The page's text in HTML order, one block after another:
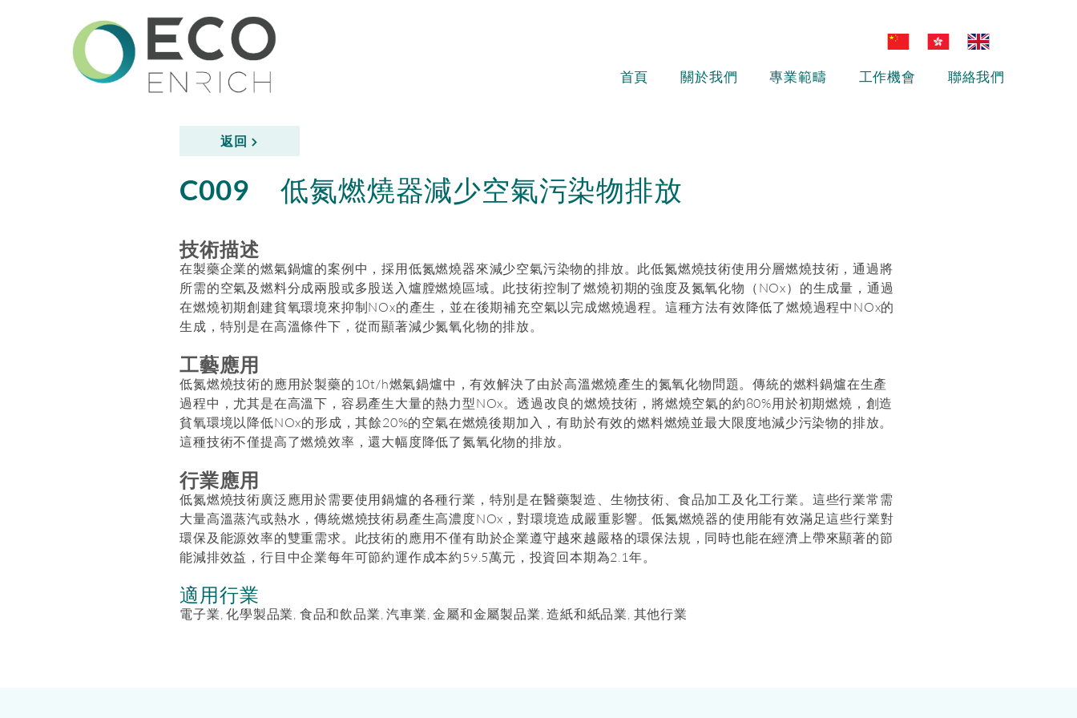
首頁 關於我們 專業範疇 工作機會 聯絡我們
返回
C009 低氮燃燒器減少空氣污染物排放
技術描述
在製藥企業的燃氣鍋爐的案例中，採用低氮燃燒器來減少空氣污染物的排放。此低氮燃燒技術使用分層燃燒技術，通過將
所需的空氣及燃料分成兩股或多股送入爐膛燃燒區域。此技術控制了燃燒初期的強度及氮氧化物（NOx）的生成量，通過
在燃燒初期創建貧氧環境來抑制NOx的產生，並在後期補充空氣以完成燃燒過程。這種方法有效降低了燃燒過程中NOx的
生成，特別是在高溫條件下，從而顯著減少氮氧化物的排放。
工藝應用
低氮燃燒技術的應用於製藥的10t/h燃氣鍋爐中，有效解決了由於高溫燃燒產生的氮氧化物問題。傳統的燃料鍋爐在生產
過程中，尤其是在高溫下，容易產生大量的熱力型NOx。透過改良的燃燒技術，將燃燒空氣的約80%用於初期燃燒，創造
貧氧環境以降低NOx的形成，其餘20%的空氣在燃燒後期加入，有助於有效的燃料燃燒並最大限度地減少污染物的排放。
這種技術不僅提高了燃燒效率，還大幅度降低了氮氧化物的排放。
行業應用
低氮燃燒技術廣泛應用於需要使用鍋爐的各種行業，特別是在醫藥製造、生物技術、食品加工及化工行業。這些行業常需
大量高溫蒸汽或熱水，傳統燃燒技術易產生高濃度NOx，對環境造成嚴重影響。低氮燃燒器的使用能有效滿足這些行業對
環保及能源效率的雙重需求。此技術的應用不僅有助於企業遵守越來越嚴格的環保法規，同時也能在經濟上帶來顯著的節
能減排效益，行目中企業每年可節約運作成本約59.5萬元，投資回本期為2.1年。
適用行業
電子業, 化學製品業, 食品和飲品業, 汽車業, 金屬和金屬製品業, 造紙和紙品業, 其他行業